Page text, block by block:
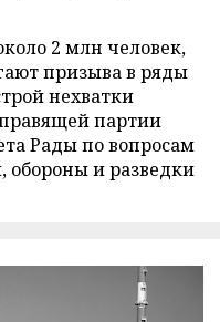
2 млн человек,
призыва в ряды
нехватки
партии
Рады по вопросам
обороны и разведки